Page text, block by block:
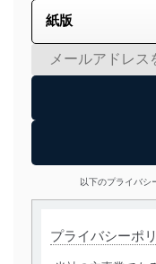
以下のプライバシ
プライバシーポ